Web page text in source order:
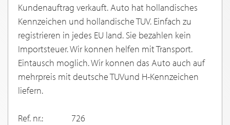
Kundenauftrag verkauft. Auto hat hollandisches
Kennzeichen und hollandische TUV. Einfach zu
registrieren in jedes EU land. Sie bezahlen kein
Importsteuer. Wir konnen helfen mit Transport.
Eintausch moglich. Wir konnen das Auto auch auf
mehrpreis mit deutsche TUVund H-Kennzeichen
liefern.
Ref. nr.:
726